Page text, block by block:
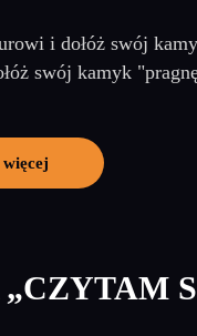
i dołóż swój
swój kamyk